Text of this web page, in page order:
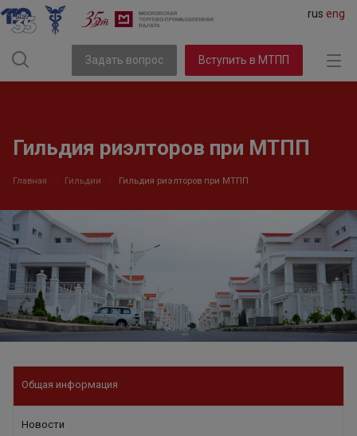
rus eng
Задать вопрос Вступить в МТПП
Гильдия риэлторов при МТПП
Главная Гильдии Гильдия риэлторов при МТПП
Общая информация
Новости